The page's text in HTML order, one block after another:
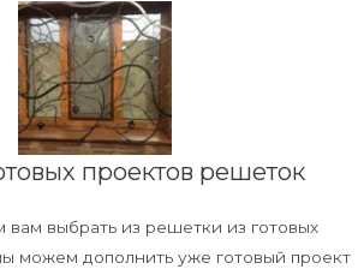
проектов решеток
вам выбрать из решетки из готовых
можем дополнить уже готовый проект